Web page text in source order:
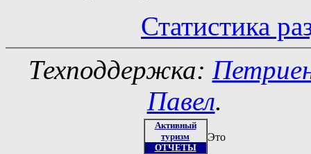
Статистика
Техподдержка:
Павел.
Активный
туризм
ОТЧЕТЫ
Это